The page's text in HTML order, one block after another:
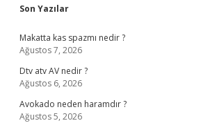
Sidebar
Son Yazılar
Makatta kas spazmı nedir ?
Ağustos 7, 2026
Dtv atv AV nedir ?
Ağustos 6, 2026
Avokado neden haramdır ?
Ağustos 5, 2026